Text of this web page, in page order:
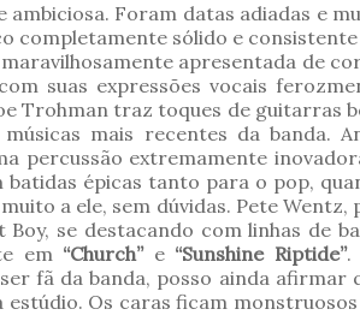
Foram datas adiadas e
completamente sólido e
apresentada de
suas expressões vocais
Trohman traz toques de guitarras
mais recentes da banda.
percussão extremamente
épicas tanto para o pop,
a ele, sem dúvidas. Pete Wentz,
se destacando com linhas de
em “Church”e “Sunshine Riptide”.
fã da banda, posso ainda afirmar
estúdio. Os caras ficam